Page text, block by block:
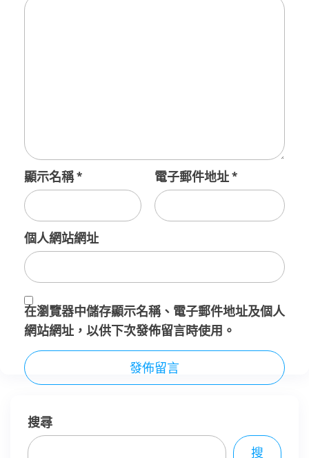
顯示名稱* 電子郵件地址*
個人網站網址
在瀏覽器中儲存顯示名稱、電子郵件地址及個人
網站網址，以供下次發佈留言時使用。
搜尋
搜